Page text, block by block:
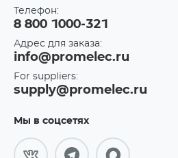
Телефон:
8 800 1000-321
Адрес для заказа:
info@promelec.ru
For suppliers:
supply@promelec.ru
Мы в соцсетях